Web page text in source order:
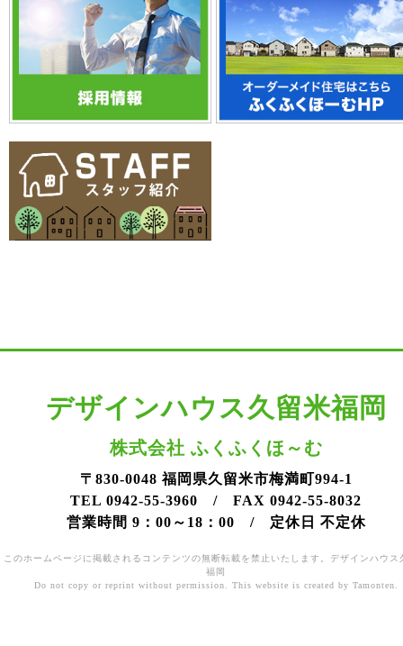
デザインハウス久留米福岡
株式会社 ふくふくほ～む
〒830-0048 福岡県久留米市梅満町994-1
TEL 0942-55-3960 / FAX 0942-55-8032
営業時間 9：00～18：00 / 定休日 不定休
このホームページに掲載されるコンテンツの無断転載を禁止いたします。デザインハウス
福岡
Do not copy or reprint without permission. This website is created by Tamonten.